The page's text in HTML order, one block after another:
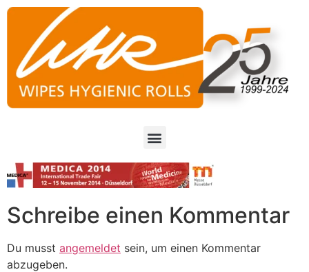
Schreibe einen Kommentar
Du musst angemeldet sein, um einen Kommentar
abzugeben.